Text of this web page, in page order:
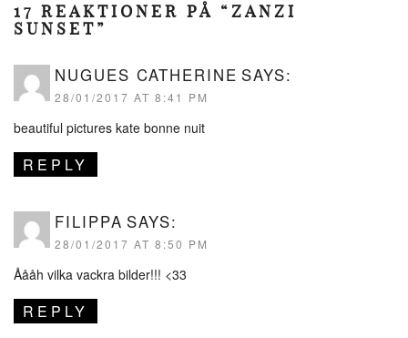
17 REAKTIONER PÅ “ZANZI
SUNSET”
NUGUES CATHERINE SAYS:
28/01/2017 AT 8:41 PM
beautiful pictures kate bonne nuit
REPLY
FILIPPA SAYS:
28/01/2017 AT 8:50 PM
Åååh vilka vackra bilder!!! <33
REPLY